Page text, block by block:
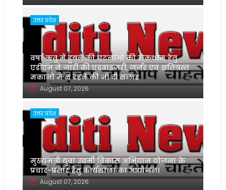
उत्तर प्रदेश
वर्षा ऋतु में डूबने की घटनाओं की रोकथाम हेतु
एडीएम ने जारी की एडवाइजरी, जर्जर एवं क्षतिग्रस्त
मकानों में न रहने की भी दी सलाह
August 07, 2026
उत्तर प्रदेश
मुख्यमंत्री युवा उद्यमी विकास अभियान योजना के
प्रचार-प्रसार हेतु कार्यशाला का आयोजन।
August 07, 2026